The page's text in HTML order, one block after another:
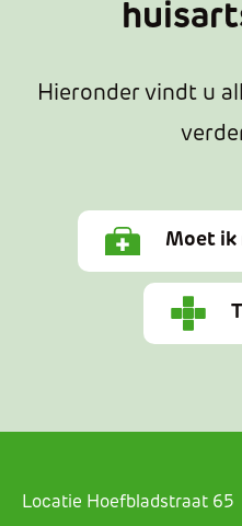
Hieronder vindt u
Moet ik
Locatie Hoefbladstraat 65